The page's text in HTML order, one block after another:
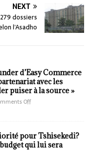
NEXT
dossiers
l’Asadho
d’Easy Commerce
avec les
puiser à la source »
Off
pour Tshisekedi?
qui lui sera